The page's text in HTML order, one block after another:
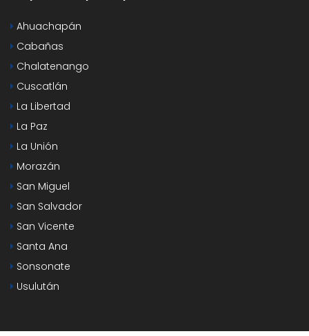
Ahuachapán
Cabañas
Chalatenango
Cuscatlán
La Libertad
La Paz
La Unión
Morazán
San Miguel
San Salvador
San Vicente
Santa Ana
Sonsonate
Usulután